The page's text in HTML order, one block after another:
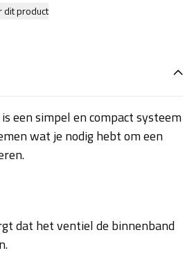
dit product
een simpel en compact systeem
wat je nodig hebt om een
dat het ventiel de binnenband